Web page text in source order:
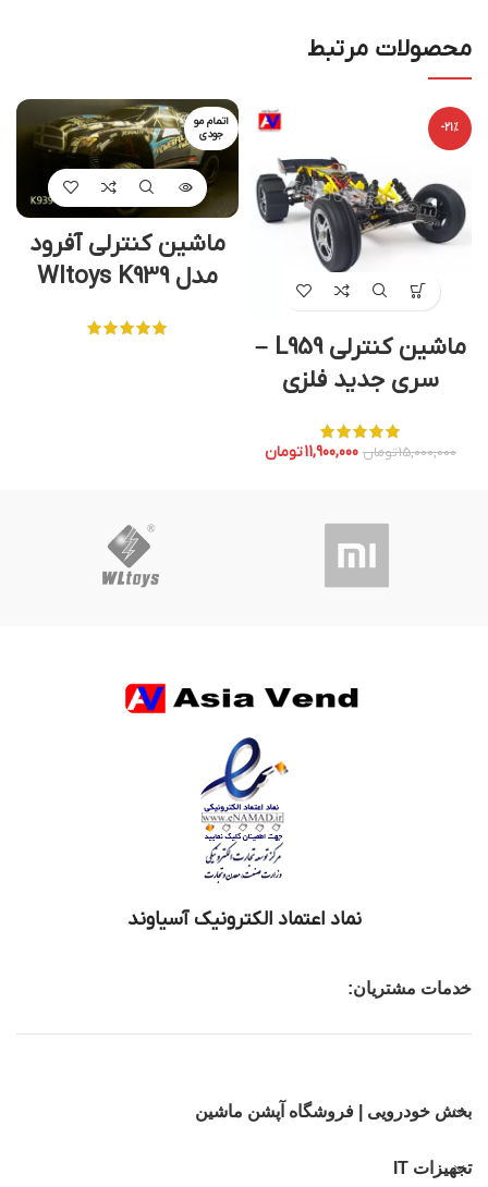
محصولات مرتبط
-21%
ماشین کنترلی L959 –
سری جدید فلزی
15,000,000تومان 11,900,000تومان
اتمام مو
جودی
ماشین کنترلی آفرود
مدل Wltoys K939
نماد اعتماد الکترونیک آسیاوند
خدمات مشتریان:
بخش خودرویی | فروشگاه آپشن ماشین
تجهیزات IT